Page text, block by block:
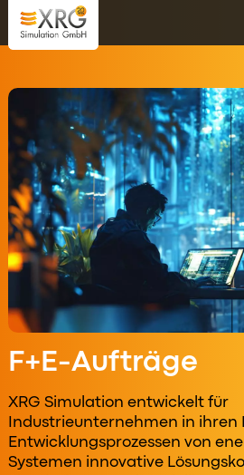
Direkt zum Inhalt
F+E-Aufträge
XRG Simulation entwickelt für
Industrieunternehmen in ihren
Entwicklungsprozessen von
Systemen innovative